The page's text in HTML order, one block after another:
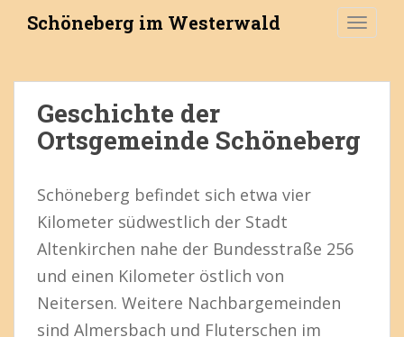
Schöneberg im Westerwald
Geschichte der
Ortsgemeinde Schöneberg
Schöneberg befindet sich etwa vier
Kilometer südwestlich der Stadt
Altenkirchen nahe der Bundesstraße 256
und einen Kilometer östlich von
Neitersen. Weitere Nachbargemeinden
sind Almersbach und Fluterschen im